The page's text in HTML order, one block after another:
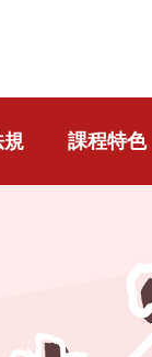
課程特色